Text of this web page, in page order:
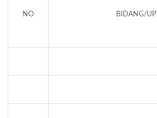
NO BIDANG/UPT